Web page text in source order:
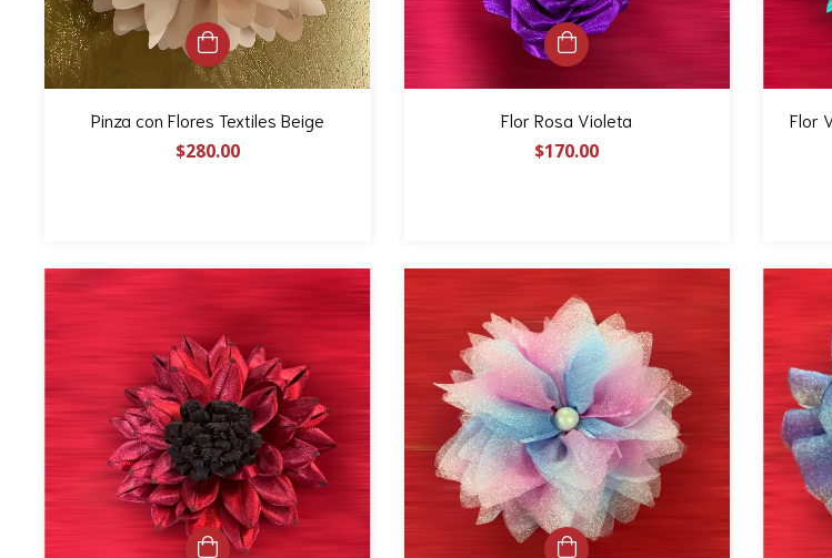
Pinza con Flores Textiles Beige
$280.00
Flor Rosa Violeta
$170.00
Flor